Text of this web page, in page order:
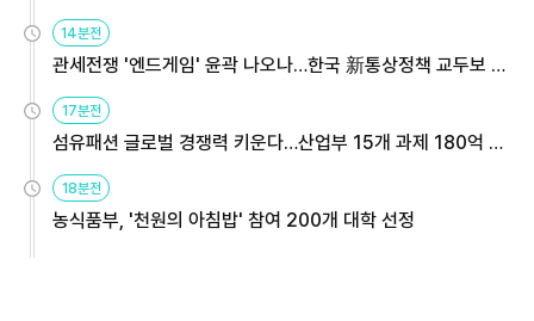
14분전
관세전쟁 '엔드게임' 윤곽 나오나…한국 新통상정책 교두보 활
17분전
섬유패션 글로벌 경쟁력 키운다…산업부 15개 과제 180억 지
18분전
농식품부, '천원의 아침밥' 참여 200개 대학 선정